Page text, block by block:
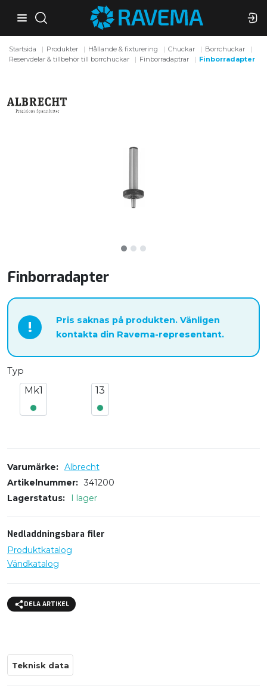
Startsida Produkter Hållande & fixturering Chuckar
Borrchuckar
Reservdelar & tillbehör till borrchuckar
Finborradaptrar Finborradapter
Finborradapter
!
Pris saknas på produkten. Vänligen
kontakta din Ravema-representant.
Typ
Mk1 13
Varumärke
Albrecht
Artikelnummer
341200
Lagerstatus
I lager
Nedladdningsbara filer
Produktkatalog
Vändkatalog
DELA ARTIKEL
Teknisk data